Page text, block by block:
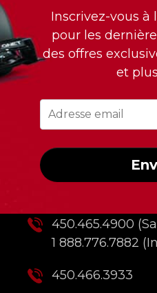
INFORMATIONS DE
538 Notre-Dame,
Saint-Lambert
450.465.4900
1 888.776.7882
450.466.3933
Inscrivez-vous à
pour les
des offres
et